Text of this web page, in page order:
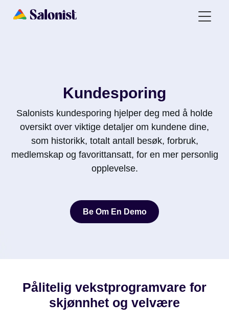
Kundesporing
Salonists kundesporing hjelper deg med å holde
oversikt over viktige detaljer om kundene dine,
som historikk, totalt antall besøk, forbruk,
medlemskap og favorittansatt, for en mer personlig
opplevelse.
Be Om En Demo
Pålitelig vekstprogramvare for
skjønnhet og velvære